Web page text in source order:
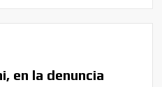
en la denuncia